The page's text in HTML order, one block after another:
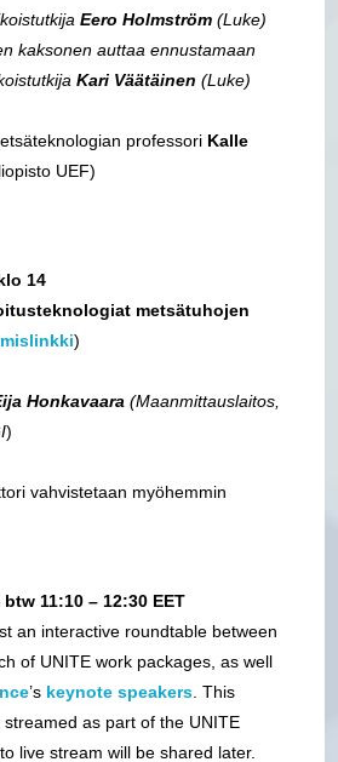
Eero Holmström (Luke)
kaksonen auttaa ennustamaan
Kari Väätäinen (Luke)
professori Kalle
UEF)
14
metsätuhojen
)
Honkavaara (Maanmittauslaitos,
)
vahvistetaan myöhemmin
btw 11:10 – 12:30 EET
an interactive roundtable between
of UNITE work packages, as well
’s keynote speakers . This
as part of the UNITE
live stream will be shared later.